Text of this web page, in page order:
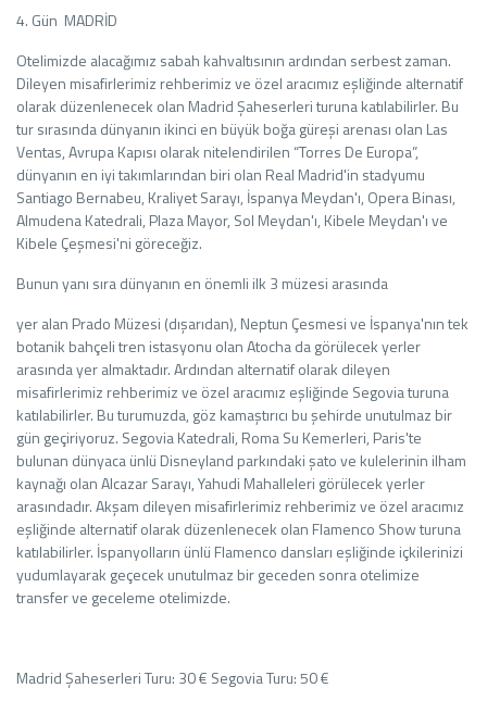
4. Gün MADRİD
Otelimizde alacağımız sabah kahvaltısının ardından serbest zaman.
Dileyen misafirlerimiz rehberimiz ve özel aracımız eşliğinde alternatif
olarak düzenlenecek olan Madrid Şaheserleri turuna katılabilirler. Bu
tur sırasında dünyanın ikinci en büyük boğa güreşi arenası olan Las
Ventas, Avrupa Kapısı olarak nitelendirilen “Torres De Europa”,
dünyanın en iyi takımlarından biri olan Real Madrid'in stadyumu
Santiago Bernabeu, Kraliyet Sarayı, İspanya Meydan'ı, Opera Binası,
Almudena Katedrali, Plaza Mayor, Sol Meydan'ı, Kibele Meydan'ı ve
Kibele Çeşmesi'ni göreceğiz.
Bunun yanı sıra dünyanın en önemli ilk 3 müzesi arasında
yer alan Prado Müzesi (dışarıdan), Neptun Çesmesi ve İspanya'nın tek
botanik bahçeli tren istasyonu olan Atocha da görülecek yerler
arasında yer almaktadır. Ardından alternatif olarak dileyen
misafirlerimiz rehberimiz ve özel aracımız eşliğinde Segovia turuna
katılabilirler. Bu turumuzda, göz kamaştırıcı bu şehirde unutulmaz bir
gün geçiriyoruz. Segovia Katedrali, Roma Su Kemerleri, Paris'te
bulunan dünyaca ünlü Disneyland parkındaki şato ve kulelerinin ilham
kaynağı olan Alcazar Sarayı, Yahudi Mahalleleri görülecek yerler
arasındadır. Akşam dileyen misafirlerimiz rehberimiz ve özel aracımız
eşliğinde alternatif olarak düzenlenecek olan Flamenco Show turuna
katılabilirler. İspanyolların ünlü Flamenco dansları eşliğinde içkilerinizi
yudumlayarak geçecek unutulmaz bir geceden sonra otelimize
transfer ve geceleme otelimizde.
Madrid Şaheserleri Turu: 30 € Segovia Turu: 50 €